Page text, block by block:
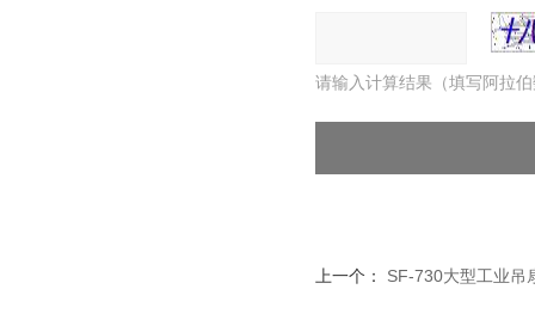
请输入计算结果（填写阿拉
上一个： SF-730大型工业吊